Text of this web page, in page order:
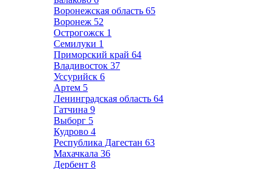
Воронежская область 65
Воронеж 52
Острогожск 1
Семилуки 1
Приморский край 64
Владивосток 37
Уссурийск 6
Артем 5
Ленинградская область 64
Гатчина 9
Выборг 5
Кудрово 4
Республика Дагестан 63
Махачкала 36
Дербент 8